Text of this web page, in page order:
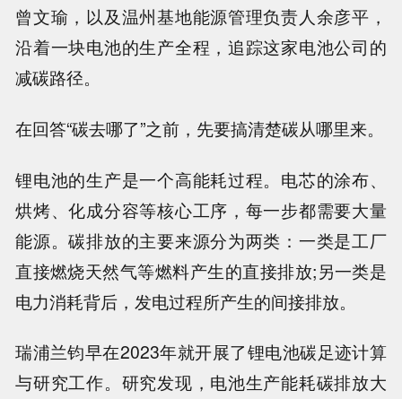
曾文瑜，以及温州基地能源管理负责人余彦平，
沿着一块电池的生产全程，追踪这家电池公司的
减碳路径。
在回答“碳去哪了”之前，先要搞清楚碳从哪里来。
锂电池的生产是一个高能耗过程。电芯的涂布、
烘烤、化成分容等核心工序，每一步都需要大量
能源。碳排放的主要来源分为两类：一类是工厂
直接燃烧天然气等燃料产生的直接排放;另一类是
电力消耗背后，发电过程所产生的间接排放。
瑞浦兰钧早在2023年就开展了锂电池碳足迹计算
与研究工作。研究发现，电池生产能耗碳排放大